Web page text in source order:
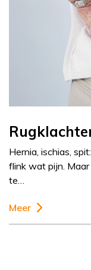
Hernia, ischias,
flink wat pijn.
te…
Meer